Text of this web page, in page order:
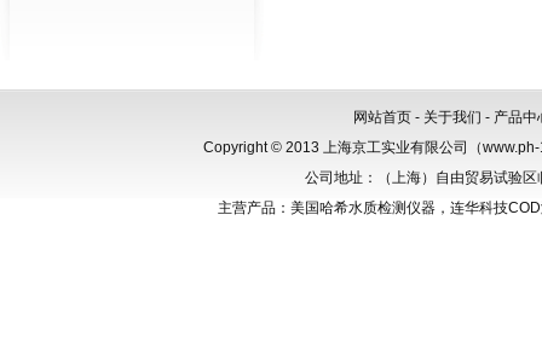
网站首页 - 关于我们 - 产品中
Copyright © 2013 上海京工实业有限公司（
公司地址：（上海）自由贸易试验
主营产品：美国哈希水质检测仪器，连华科技